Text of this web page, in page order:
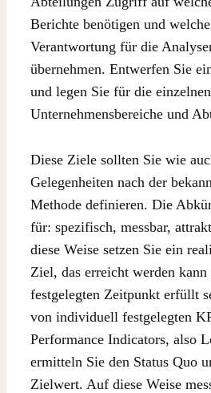
Berichte benötigen und
Verantwortung für die
übernehmen. Entwerfen Sie
und legen Sie für die einzelnen
Unternehmensbereiche und
Diese Ziele sollten Sie wie
Gelegenheiten nach der
Methode definieren. Die
für: spezifisch, messbar,
diese Weise setzen Sie ein
Ziel, das erreicht werden kann
festgelegten Zeitpunkt erfüllt
von individuell festgelegten
Performance Indicators, also
ermitteln Sie den Status Quo
Zielwert. Auf diese Weise